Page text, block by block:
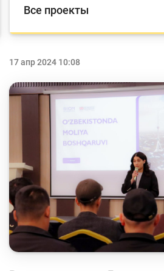
Конкурсы
Олимпиады и чемпионаты
Новости finlit.uz
Проекты в СМИ
Интерактивные
Фотогалерея
О проекте
Все проекты
17 апр 2024 10:08